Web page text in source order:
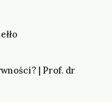
| Prof. dr